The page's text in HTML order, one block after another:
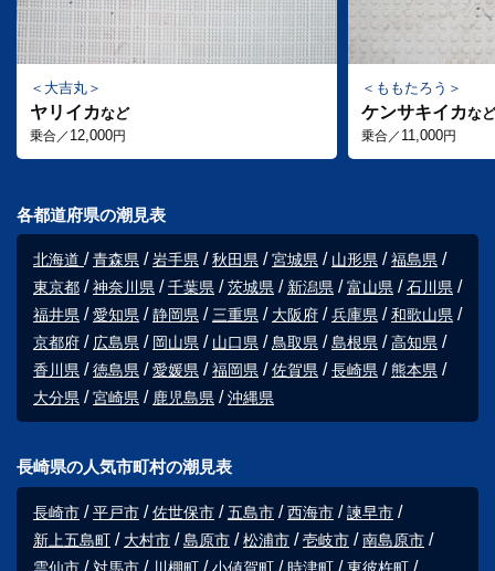
大吉丸
ヤリイカなど
乗合／ 12,000円
ももたろう
ケンサキイカなど
乗合／ 11,000円
各都道府県の潮見表
北海道 青森県 岩手県 秋田県 宮城県 山形県
福島県
東京都
神奈川県 千葉県 茨城県 新潟県 富山県
石川県
福井県
愛知県 静岡県 三重県 大阪府 兵庫県
和歌山県
京都府
広島県 岡山県 山口県 鳥取県 島根県
高知県
香川県
徳島県 愛媛県 福岡県 佐賀県 長崎県
熊本県
大分県
宮崎県 鹿児島県 沖縄県
長崎県の人気市町村の潮見表
長崎市 平戸市 佐世保市 五島市 西海市
諫早市
新上五島町
大村市 島原市 松浦市 壱岐市
南島原市
雲仙市
対馬市 川棚町 小値賀町 時津町
東彼杵町